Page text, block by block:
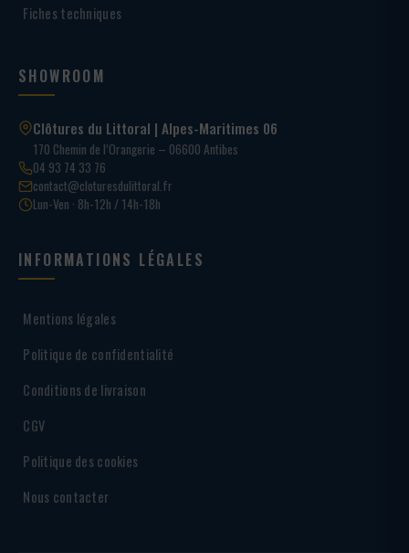
Fiches techniques
SHOWROOM
Clôtures du Littoral | Alpes-Maritimes 06
170 Chemin de l’Orangerie – 06600 Antibes
04 93 74 33 76
contact@cloturesdulittoral.fr
Lun-Ven · 8h-12h / 14h-18h
INFORMATIONS LÉGALES
Mentions légales
Politique de confidentialité
Conditions de livraison
CGV
Politique des cookies
Nous contacter